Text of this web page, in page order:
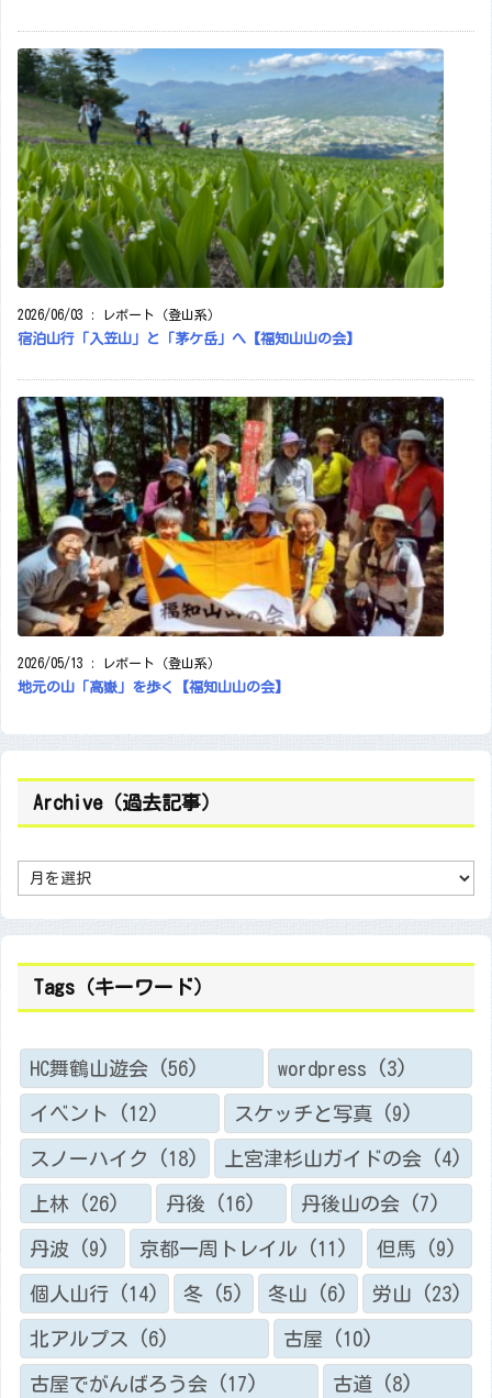
2026/06/03 : レポート（登山系）
宿泊山行「入笠山」と「茅ケ岳」へ【福知山山の会】
2026/05/13 : レポート（登山系）
地元の山「高嶽」を歩く【福知山山の会】
Archive（過去記事）
c
e
去
）
Tags（キーワード）
HC舞鶴山遊会 (56) wordpress (3)
イベント (12) スケッチと写真(9)
スノーハイク (18) 上宮津杉山ガイドの会(4)
上林 (26) 丹後 (16) 丹後山の会 (7)
丹波 (9) 京都一周トレイル (11) 但馬 (9)
個人山行 (14) 冬 (5) 冬山 (6) 労山 (23)
北アルプス (6) 古屋 (10)
古屋でがんばろう会 (17) 古道(8)